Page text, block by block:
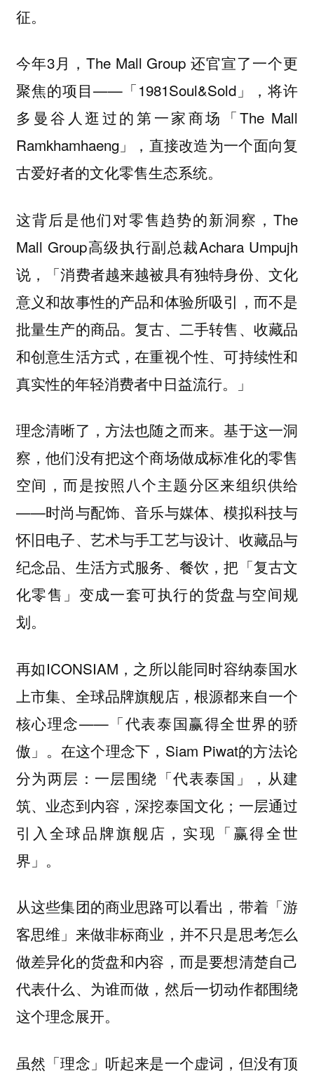
征。
今年3月，The Mall Group 还官宣了一个更
聚焦的项目——「1981Soul&Sold」，将许
多曼谷人逛过的第一家商场「The Mall
Ramkhamhaeng」，直接改造为一个面向复
古爱好者的文化零售生态系统。
这背后是他们对零售趋势的新洞察，The
Mall Group高级执行副总裁Achara Umpujh
说，「消费者越来越被具有独特身份、文化
意义和故事性的产品和体验所吸引，而不是
批量生产的商品。复古、二手转售、收藏品
和创意生活方式，在重视个性、可持续性和
真实性的年轻消费者中日益流行。」
理念清晰了，方法也随之而来。基于这一洞
察，他们没有把这个商场做成标准化的零售
空间，而是按照八个主题分区来组织供给
——时尚与配饰、音乐与媒体、模拟科技与
怀旧电子、艺术与手工艺与设计、收藏品与
纪念品、生活方式服务、餐饮，把「复古文
化零售」变成一套可执行的货盘与空间规
划。
再如ICONSIAM，之所以能同时容纳泰国水
上市集、全球品牌旗舰店，根源都来自一个
核心理念——「代表泰国赢得全世界的骄
傲」。在这个理念下，Siam Piwat的方法论
分为两层：一层围绕「代表泰国」，从建
筑、业态到内容，深挖泰国文化；一层通过
引入全球品牌旗舰店，实现「赢得全世
界」。
从这些集团的商业思路可以看出，带着「游
客思维」来做非标商业，并不只是思考怎么
做差异化的货盘和内容，而是要想清楚自己
代表什么、为谁而做，然后一切动作都围绕
这个理念展开。
虽然「理念」听起来是一个虚词，但没有顶